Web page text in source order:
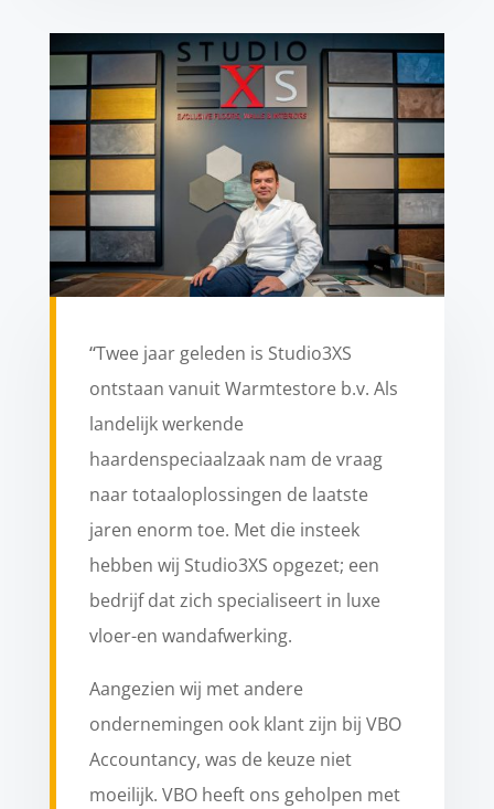
“Twee jaar geleden is Studio3XS
ontstaan vanuit Warmtestore b.v. Als
landelijk werkende
haardenspeciaalzaak nam de vraag
naar totaaloplossingen de laatste
jaren enorm toe. Met die insteek
hebben wij Studio3XS opgezet; een
bedrijf dat zich specialiseert in luxe
vloer-en wandafwerking.
Aangezien wij met andere
ondernemingen ook klant zijn bij VBO
Accountancy, was de keuze niet
moeilijk. VBO heeft ons geholpen met